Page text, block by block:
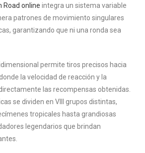
Road online integra un sistema variable
patrones de movimiento singulares
garantizando que ni una ronda sea
permite tiros precisos hacia
la velocidad de reacción y la
las recompensas obtenidas.
se dividen en VIII grupos distintas,
tropicales hasta grandiosas
legendarios que brindan